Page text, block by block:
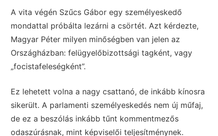
A vita végén Szűcs Gábor egy személyeskedő
mondattal próbálta lezárni a csörtét. Azt kérdezte,
Magyar Péter milyen minőségben van jelen az
Országházban: felügyelőbizottsági tagként, vagy
„focistafeleségként”.
Ez lehetett volna a nagy csattanó, de inkább kínosra
sikerült. A parlamenti személyeskedés nem új műfaj,
de ez a beszólás inkább tűnt kommentmezős
odaszúrásnak, mint képviselői teljesítménynek.